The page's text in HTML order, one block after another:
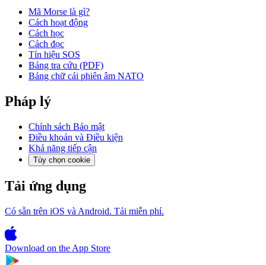
Mã Morse là gì?
Cách hoạt động
Cách học
Cách đọc
Tín hiệu SOS
Bảng tra cứu (PDF)
Bảng chữ cái phiên âm NATO
Pháp lý
Chính sách Bảo mật
Điều khoản và Điều kiện
Khả năng tiếp cận
Tùy chọn cookie
Tải ứng dụng
Có sẵn trên iOS và Android. Tải miễn phí.
Download on the App Store